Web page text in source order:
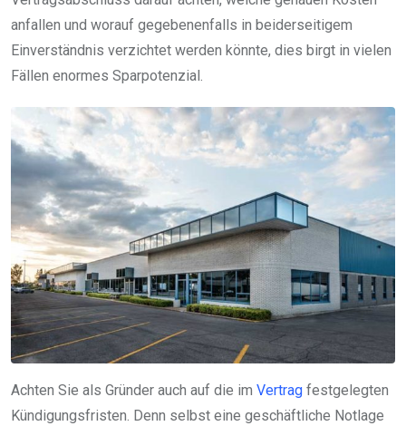
anfallen und worauf gegebenenfalls in beiderseitigem
Einverständnis verzichtet werden könnte, dies birgt in vielen
Fällen enormes Sparpotenzial.
Achten Sie als Gründer auch auf die im Vertrag festgelegten
Kündigungsfristen. Denn selbst eine geschäftliche Notlage